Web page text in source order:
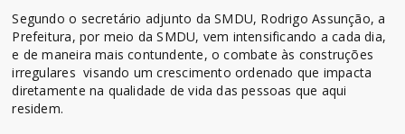
Segundo o secretário adjunto da SMDU, Rodrigo Assunção, a
Prefeitura, por meio da SMDU, vem intensificando a cada dia,
e de maneira mais contundente, o combate às construções
irregulares visando um crescimento ordenado que impacta
diretamente na qualidade de vida das pessoas que aqui
residem.